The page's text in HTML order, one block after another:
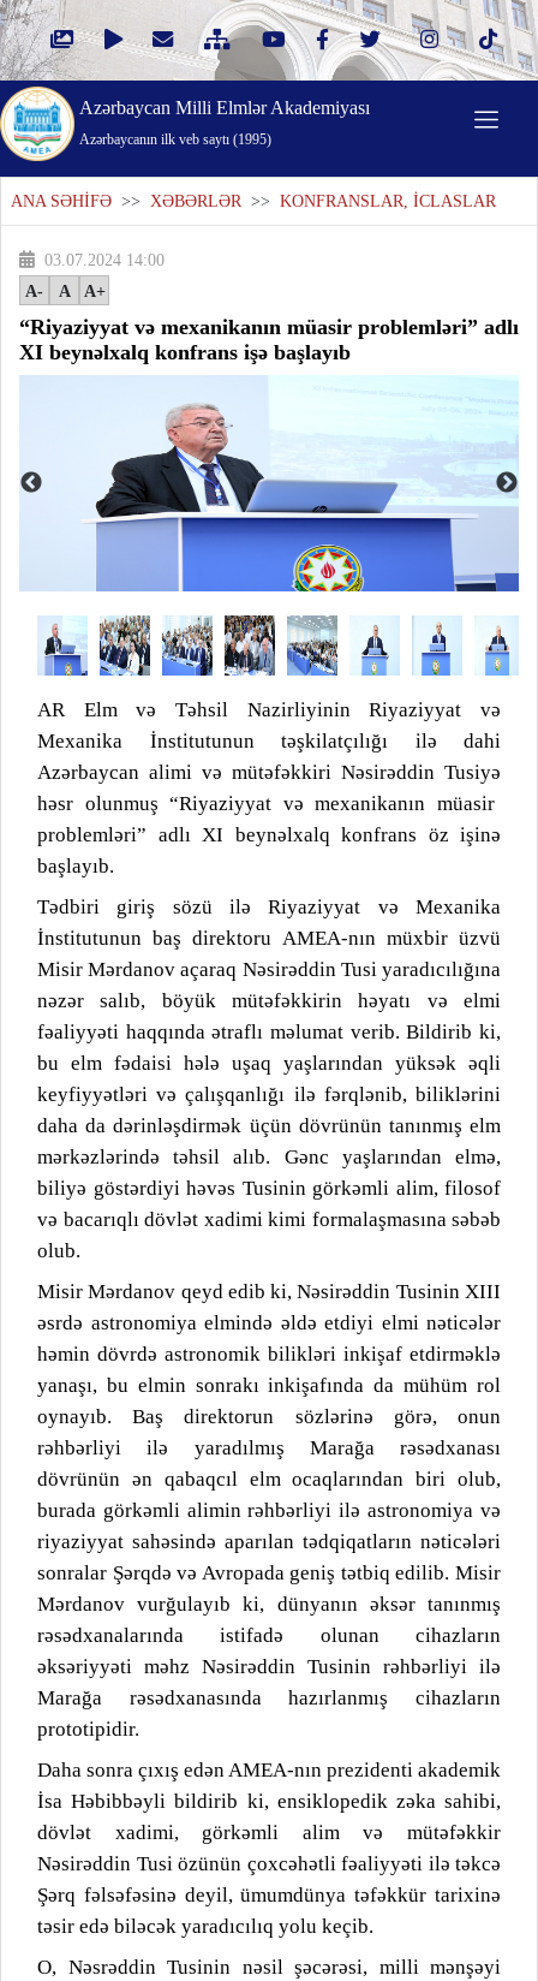
Azərbaycan Milli Elmlər Akademiyası
Azərbaycanın ilk veb saytı (1995)
ANA SƏHİFƏ >> XƏBƏRLƏR >> KONFRANSLAR, İCLASLAR
03.07.2024 14:00
A-
A A+
“Riyaziyyat və mexanikanın müasir problemləri” adlı
XI beynəlxalq konfrans işə başlayıb
AR Elm və Təhsil Nazirliyinin Riyaziyyat və
Mexanika İnstitutunun təşkilatçılığı ilə dahi
Azərbaycan alimi və mütəfəkkiri Nəsirəddin Tusiyə
həsr olunmuş “Riyaziyyat və mexanikanın müasir
problemləri” adlı XI beynəlxalq konfrans öz işinə
başlayıb.
Tədbiri giriş sözü ilə Riyaziyyat və Mexanika
İnstitutunun baş direktoru AMEA-nın müxbir üzvü
Misir Mərdanov açaraq Nəsirəddin Tusi yaradıcılığına
nəzər salıb, böyük mütəfəkkirin həyatı və elmi
fəaliyyəti haqqında ətraflı məlumat verib. Bildirib ki,
bu elm fədaisi hələ uşaq yaşlarından yüksək əqli
keyfiyyətləri və çalışqanlığı ilə fərqlənib, biliklərini
daha da dərinləşdirmək üçün dövrünün tanınmış elm
mərkəzlərində təhsil alıb. Gənc yaşlarından elmə,
biliyə göstərdiyi həvəs Tusinin görkəmli alim, filosof
və bacarıqlı dövlət xadimi kimi formalaşmasına səbəb
olub.
Misir Mərdanov qeyd edib ki, Nəsirəddin Tusinin XIII
əsrdə astronomiya elmində əldə etdiyi elmi nəticələr
həmin dövrdə astronomik bilikləri inkişaf etdirməklə
yanaşı, bu elmin sonrakı inkişafında da mühüm rol
oynayıb. Baş direktorun sözlərinə görə, onun
rəhbərliyi ilə yaradılmış Marağa rəsədxanası
dövrünün ən qabaqcıl elm ocaqlarından biri olub,
burada görkəmli alimin rəhbərliyi ilə astronomiya və
riyaziyyat sahəsində aparılan tədqiqatların nəticələri
sonralar Şərqdə və Avropada geniş tətbiq edilib. Misir
Mərdanov vurğulayıb ki, dünyanın əksər tanınmış
rəsədxanalarında istifadə olunan cihazların
əksəriyyəti məhz Nəsirəddin Tusinin rəhbərliyi ilə
Marağa rəsədxanasında hazırlanmış cihazların
prototipidir.
Daha sonra çıxış edən AMEA-nın prezidenti akademik
İsa Həbibbəyli bildirib ki, ensiklopedik zəka sahibi,
dövlət xadimi, görkəmli alim və mütəfəkkir
Nəsirəddin Tusi özünün çoxcəhətli fəaliyyəti ilə təkcə
Şərq fəlsəfəsinə deyil, ümumdünya təfəkkür tarixinə
təsir edə biləcək yaradıcılıq yolu keçib.
O, Nəsrəddin Tusinin nəsil şəcərəsi, milli mənşəyi